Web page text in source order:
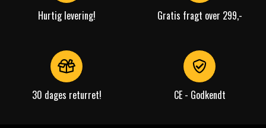
Antal udgange: 2x USB-C, 1x USB-A
Kontakt til enhed:
Hurtig levering! Gratis fragt over 299,-
30 dages returret! CE - Godkendt